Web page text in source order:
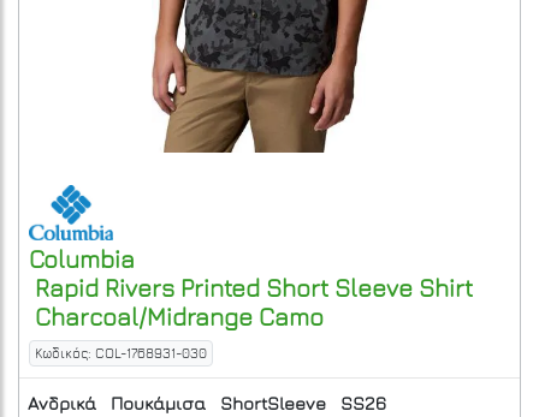
Columbia
Rapid Rivers Printed Short Sleeve Shirt
Charcoal/Midrange Camo
Κωδικός: COL-1768931-030
Ανδρικά Πουκάμισα ShortSleeve SS26